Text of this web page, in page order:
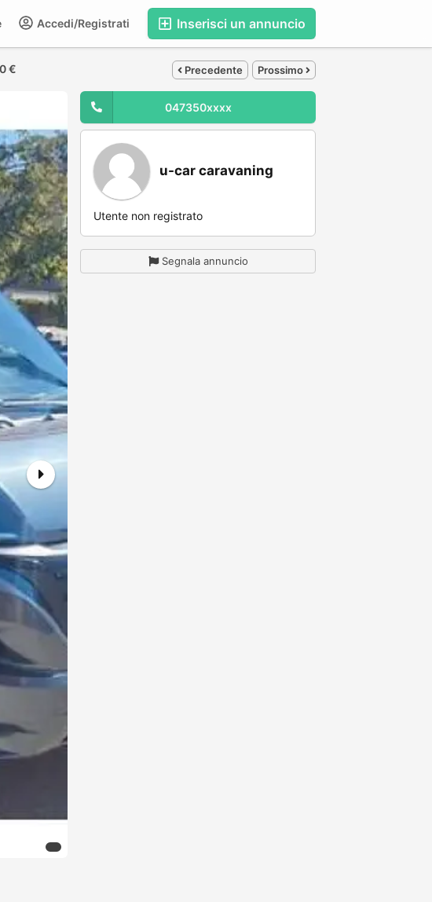
Inserisci un annuncio
Accedi/Registrati
€ Precedente Prossimo
047350xxxx
u-car caravaning
Utente non registrato
Segnala annuncio